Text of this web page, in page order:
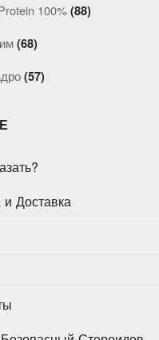
100% (88)
(68)
(57)
Доставка